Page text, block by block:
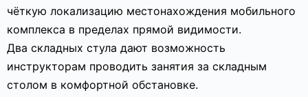
чёткую локализацию местонахождения мобильного
комплекса в пределах прямой видимости.
Два складных стула дают возможность
инструкторам проводить занятия за складным
столом в комфортной обстановке.